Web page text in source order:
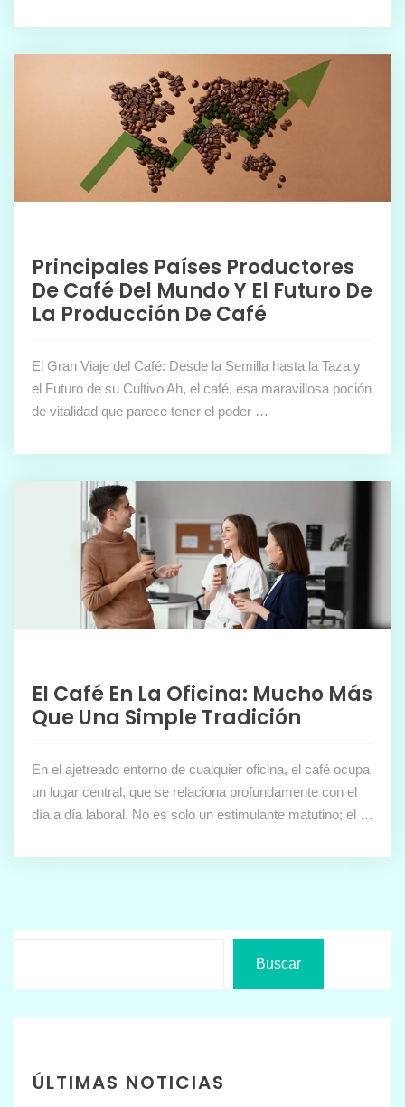
Principales Países Productores
De Café Del Mundo Y El Futuro De
La Producción De Café
El Gran Viaje del Café: Desde la Semilla hasta la Taza y
el Futuro de su Cultivo Ah, el café, esa maravillosa poción
de vitalidad que parece tener el poder …
El Café En La Oficina: Mucho Más
Que Una Simple Tradición
En el ajetreado entorno de cualquier oficina, el café ocupa
un lugar central, que se relaciona profundamente con el
día a día laboral. No es solo un estimulante matutino; el …
Buscar
ÚLTIMAS NOTICIAS